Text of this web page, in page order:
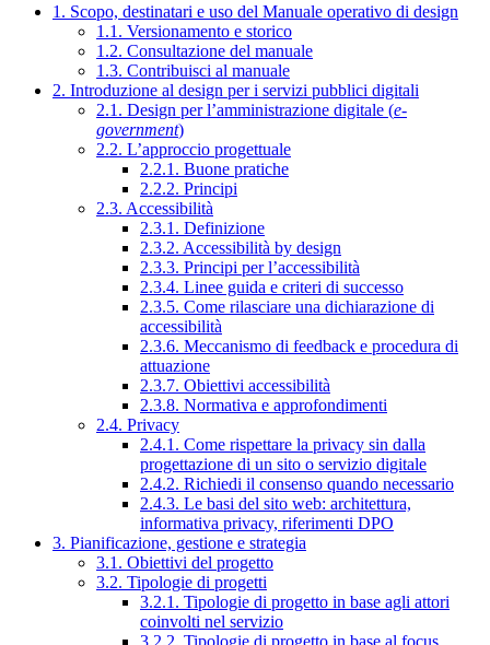
1. Scopo, destinatari e uso del Manuale operativo di design
1.1. Versionamento e storico
1.2. Consultazione del manuale
1.3. Contribuisci al manuale
2. Introduzione al design per i servizi pubblici digitali
2.1. Design per l’amministrazione digitale (e-
government)
2.2. L’approccio progettuale
2.2.1. Buone pratiche
2.2.2. Principi
2.3. Accessibilità
2.3.1. Definizione
2.3.2. Accessibilità by design
2.3.3. Principi per l’accessibilità
2.3.4. Linee guida e criteri di successo
2.3.5. Come rilasciare una dichiarazione di
accessibilità
2.3.6. Meccanismo di feedback e procedura di
attuazione
2.3.7. Obiettivi accessibilità
2.3.8. Normativa e approfondimenti
2.4. Privacy
2.4.1. Come rispettare la privacy sin dalla
progettazione di un sito o servizio digitale
2.4.2. Richiedi il consenso quando necessario
2.4.3. Le basi del sito web: architettura,
informativa privacy, riferimenti DPO
3. Pianificazione, gestione e strategia
3.1. Obiettivi del progetto
3.2. Tipologie di progetti
3.2.1. Tipologie di progetto in base agli attori
coinvolti nel servizio
3.2.2. Tipologie di progetto in base al focus